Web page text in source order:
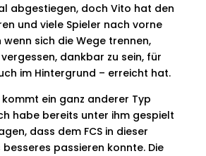
abgestiegen, doch Vito hat den
und viele Spieler nach vorne
sich die Wege trennen,
dankbar zu sein, für
im Hintergrund – erreicht hat.
ein ganz anderer Typ
habe bereits unter ihm gespielt
dass dem FCS in dieser
passieren konnte. Die